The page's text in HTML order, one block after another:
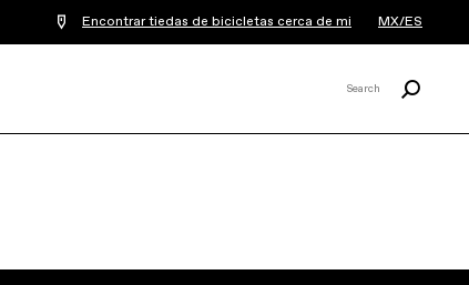
Encontrar tiedas de bicicletas cerca de mi MX/ES
Search